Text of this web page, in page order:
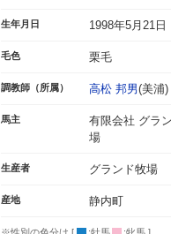
生年月日 1998年5月21日
毛色 栗毛
調教師（所属） 高松 邦男(美浦)
馬主
有限会社 グラ
場
生産者 グランド牧場
産地 静内町